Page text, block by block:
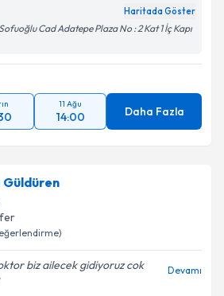
Haritada Göster
Cad Adatepe Plaza No : 2 Kat 1 İç Kapı
11 Ağu
14:00 Daha Fazla
Güldüren
biz ailecek gidiyoruz cok
Devamı